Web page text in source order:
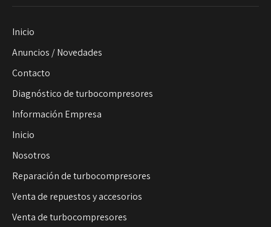
Inicio
Anuncios / Novedades
Contacto
Diagnóstico de turbocompresores
Información Empresa
Inicio
Nosotros
Reparación de turbocompresores
Venta de repuestos y accesorios
Venta de turbocompresores